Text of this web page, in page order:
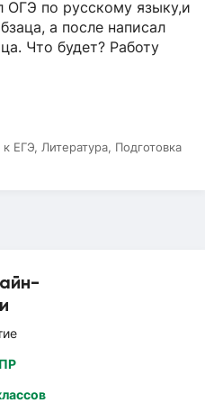
ОГЭ по русскому языку,и
а после написал
Что будет? Работу
к ЕГЭ, Литература, Подготовка